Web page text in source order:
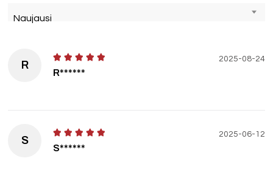
Naujausi
R
R******
2025-08-24
S
S******
2025-06-12